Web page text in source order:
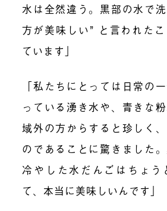
水は全然違う。黒部の水で
方が美味しい” と言われた
ています」
「私たちにとっては日常の
っている湧き水や、青きな
域外の方からすると珍しく
のであることに驚きました
冷やした水だんごはちょう
て、本当に美味しいんです」